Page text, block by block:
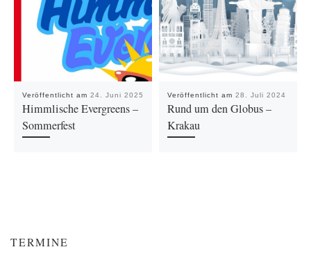
Veröffentlicht am 24. Juni 2025
Himmlische Evergreens –
Sommerfest
Veröffentlicht am 28. Juli 2024
Rund um den Globus –
Krakau
TERMINE